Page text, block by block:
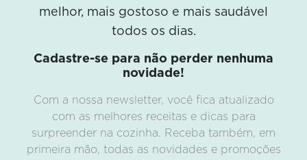
melhor, mais gostoso e mais saudável
todos os dias.
Cadastre-se para não perder nenhuma
novidade!
Com a nossa newsletter, você fica atualizado
com as melhores receitas e dicas para
surpreender na cozinha. Receba também, em
primeira mão, todas as novidades e promoções